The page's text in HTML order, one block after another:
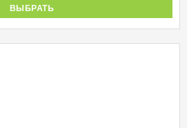
ВЫБРАТЬ